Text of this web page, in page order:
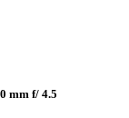
mm f/ 4.5